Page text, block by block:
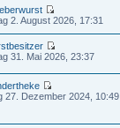
2. August 2026, 17:31
31. Mai 2026, 23:37
27. Dezember 2024, 10:49